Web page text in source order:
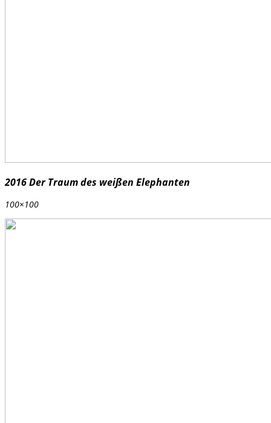
2016 Der Traum des weißen Elephanten
100×100